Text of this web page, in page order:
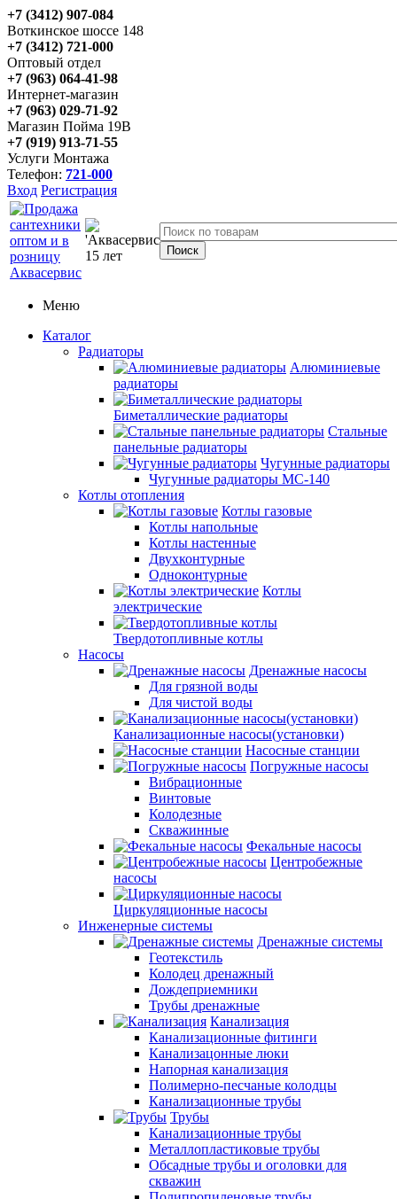
+7 (3412) 907-084
Воткинское шоссе 148
+7 (3412) 721-000
Оптовый отдел
+7 (963) 064-41-98
Интернет-магазин
+7 (963) 029-71-92
Магазин Пойма 19В
+7 (919) 913-71-55
Услуги Монтажа
Телефон: 721-000
Вход Регистрация
Меню
Каталог
Радиаторы
Алюминиевые
радиаторы
Биметаллические радиаторы
Стальные
панельные радиаторы
Чугунные радиаторы
Чугунные радиаторы МС-140
Котлы отопления
Котлы газовые
Котлы напольные
Котлы настенные
Двухконтурные
Одноконтурные
Котлы
электрические
Твердотопливные котлы
Насосы
Дренажные насосы
Для грязной воды
Для чистой воды
Канализационные насосы(установки)
Насосные станции
Погружные насосы
Вибрационные
Винтовые
Колодезные
Скважинные
Фекальные насосы
Центробежные
насосы
Циркуляционные насосы
Инженерные системы
Дренажные системы
Геотекстиль
Колодец дренажный
Дождеприемники
Трубы дренажные
Канализация
Канализационные фитинги
Канализацонные люки
Напорная канализация
Полимерно-песчаные колодцы
Канализационные трубы
Трубы
Канализационные трубы
Металлопластиковые трубы
Обсадные трубы и оголовки для
скважин